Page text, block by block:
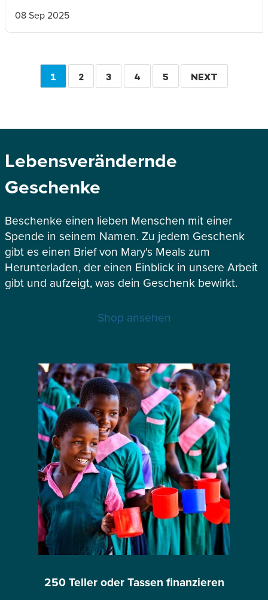
08 Sep 2025
Seitennummerierung
AKTUELLE
1 SEITE
2 SEITE
3 SEITE
4 SEITE
5 WEITER
NEXT
Lebensverändernde
Geschenke
Beschenke einen lieben Menschen mit einer
Spende in seinem Namen. Zu jedem Geschenk
gibt es einen Brief von Mary's Meals zum
Herunterladen, der einen Einblick in unsere Arbeit
gibt und aufzeigt, was dein Geschenk bewirkt.
Shop ansehen
250 Teller oder Tassen finanzieren